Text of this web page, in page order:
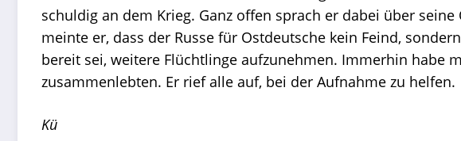
schuldig an dem Krieg. Ganz offen sprach er dabei über
meinte er, dass der Russe für Ostdeutsche kein Feind,
bereit sei, weitere Flüchtlinge aufzunehmen. Immerhin habe
zusammenlebten. Er rief alle auf, bei der Aufnahme zu helfen.
Kü